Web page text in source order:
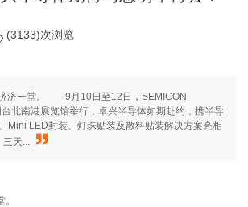
(3133)次浏览
一堂。 9月10日至12日，SEMICON
北南港展览馆举行，卓兴半导体如期赴约，携半导
Mini LED封装、灯珠贴装及散料贴装解决方案亮相
天...